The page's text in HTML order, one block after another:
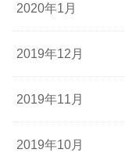
2020年1月
2019年12月
2019年11月
2019年10月